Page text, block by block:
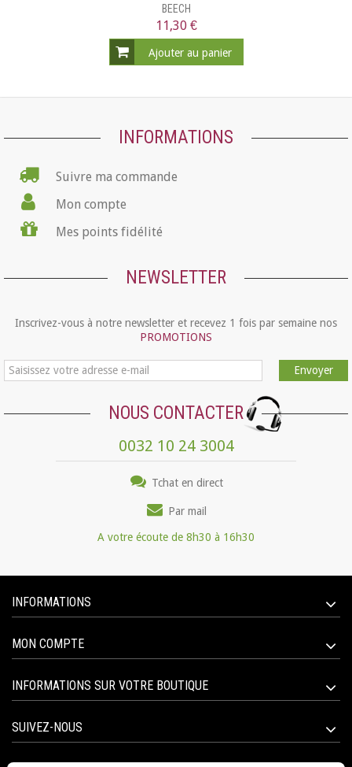
BEECH
11,30 €
Ajouter au panier
INFORMATIONS
Suivre ma commande
Mon compte
Mes points fidélité
NEWSLETTER
Inscrivez-vous à notre newsletter et recevez 1 fois par semaine nos
PROMOTIONS
Envoyer
NOUS CONTACTER
0032 10 24 3004
Tchat en direct
Par mail
A votre écoute de 8h30 à 16h30
INFORMATIONS
MON COMPTE
INFORMATIONS SUR VOTRE BOUTIQUE
SUIVEZ-NOUS